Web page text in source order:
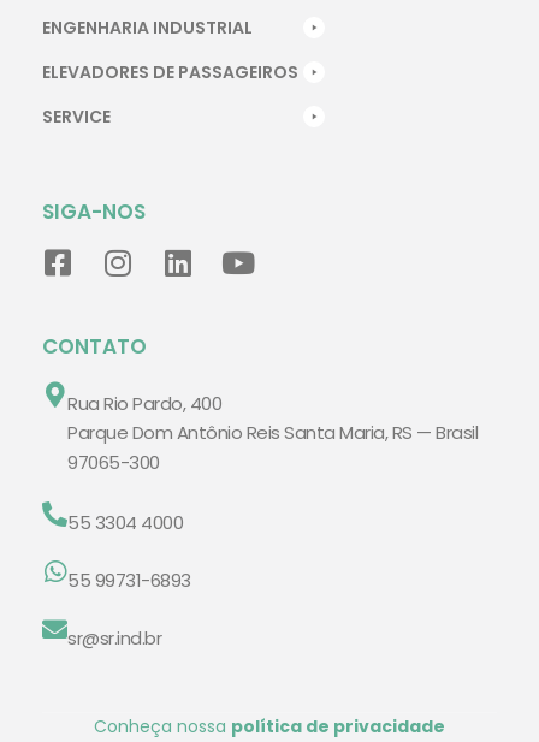
ENGENHARIA INDUSTRIAL
ELEVADORES DE PASSAGEIROS
SERVICE
SIGA-NOS
CONTATO
Rua Rio Pardo, 400
Parque Dom Antônio Reis Santa Maria, RS — Brasil
97065-300
55 3304 4000
55 99731-6893
sr@sr.ind.br
Conheça nossa política de privacidade